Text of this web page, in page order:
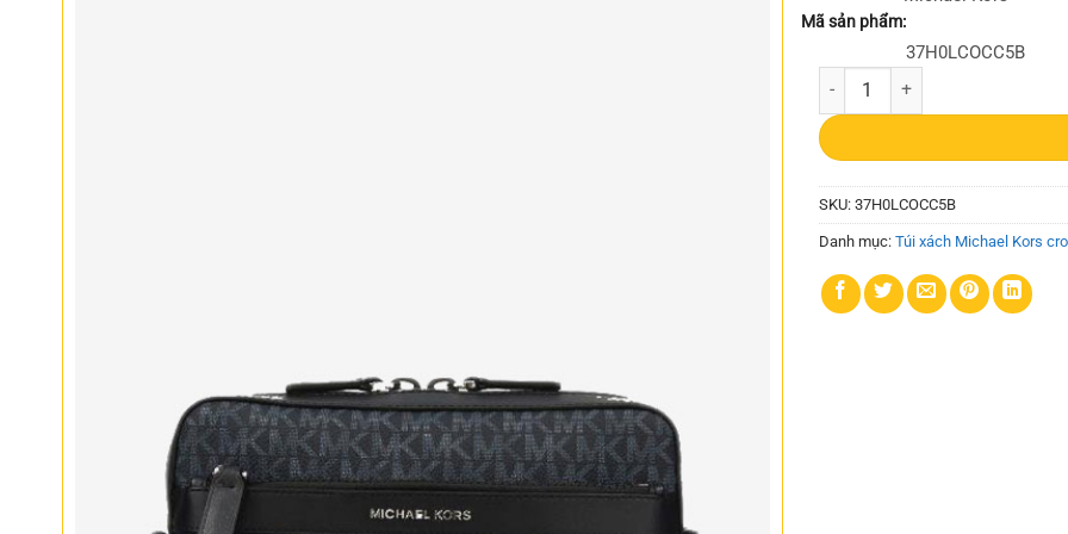
Mã sản phẩm:
37H0LCOCC5B
Túi Xách Michael Kors Màu
SKU: 37H0LCOCC5B
Danh mục: Túi xách Michael Kors